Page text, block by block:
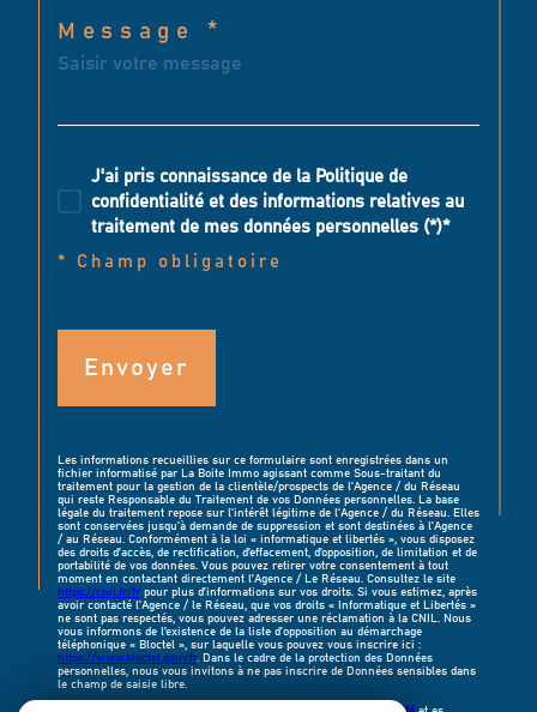
Message *
J'ai pris connaissance de la Politique de
confidentialité et des informations relatives au
traitement de mes données personnelles (*)*
* Champ obligatoire
Envoyer
Les informations recueillies sur ce formulaire sont enregistrées dans un
fichier informatisé par La Boite Immo agissant comme Sous-traitant du
traitement pour la gestion de la clientèle/prospects de l'Agence / du Réseau
qui reste Responsable du Traitement de vos Données personnelles. La base
légale du traitement repose sur l'intérêt légitime de l'Agence / du Réseau. Elles
sont conservées jusqu'à demande de suppression et sont destinées à l'Agence
/ au Réseau. Conformément à la loi « informatique et libertés », vous disposez
des droits d’accès, de rectification, d’effacement, d’opposition, de limitation et de
portabilité de vos données. Vous pouvez retirer votre consentement à tout
moment en contactant directement l’Agence / Le Réseau. Consultez le site
https://cnil.fr/fr pour plus d’informations sur vos droits. Si vous estimez, après
avoir contacté l'Agence / le Réseau, que vos droits « Informatique et Libertés »
ne sont pas respectés, vous pouvez adresser une réclamation à la CNIL. Nous
vous informons de l’existence de la liste d'opposition au démarchage
téléphonique « Bloctel », sur laquelle vous pouvez vous inscrire ici :
https://www.bloctel.gouv.fr. Dans le cadre de la protection des Données
personnelles, nous vous invitons à ne pas inscrire de Données sensibles dans
le champ de saisie libre.